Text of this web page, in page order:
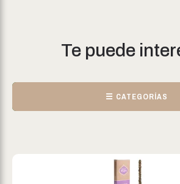
Te puede
☰ CATEGORÍAS